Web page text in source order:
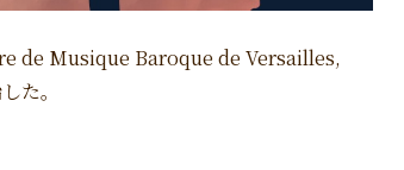
de Musique Baroque de Versailles,
た。